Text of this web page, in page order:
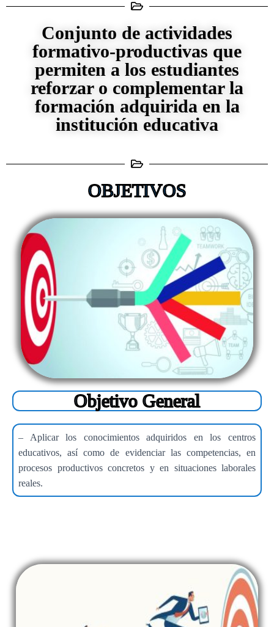
Conjunto de actividades
formativo-productivas que
permiten a los estudiantes
reforzar o complementar la
formación adquirida en la
institución educativa
OBJETIVOS
Objetivo General
– Aplicar los conocimientos adquiridos en los centros
educativos, así como de evidenciar las competencias, en
procesos productivos concretos y en situaciones laborales
reales.